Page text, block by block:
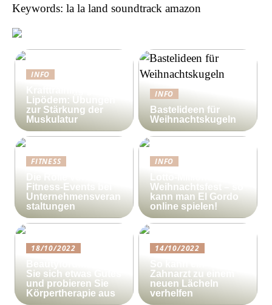
Keywords: la la land soundtrack amazon
INFO
Lipödem: Übungen
zur Stärkung der
Muskulatur
INFO
Bastelideen für
Weihnachtskugeln
FITNESS
Fitness-Events bei
Unternehmensveran
staltungen
INFO
Weihnachtsfest – so
kann man El Gordo
online spielen!
18/10/2022
Sie sich etwas Gutes
und probieren Sie
Körpertherapie aus
14/10/2022
Zahnarzt zu einem
neuen Lächeln
verhelfen